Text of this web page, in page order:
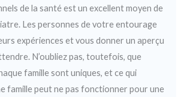
de la santé est un excellent moyen de
Les personnes de votre entourage
expériences et vous donner un aperçu
N’oubliez pas, toutefois, que
famille sont uniques, et ce qui
famille peut ne pas fonctionner pour une